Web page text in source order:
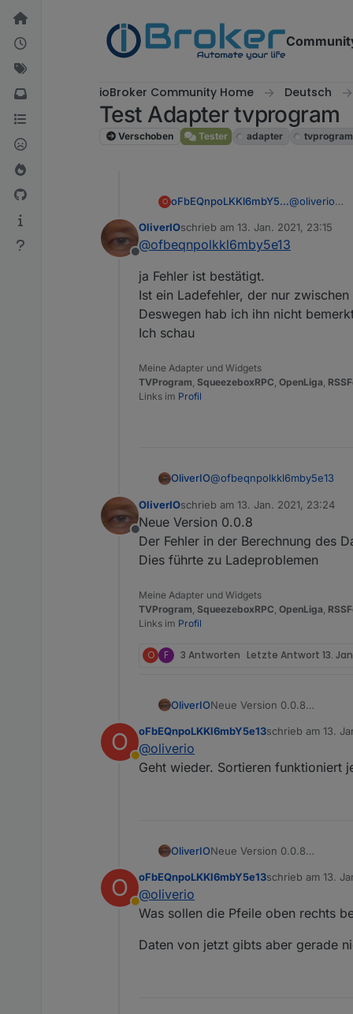
Weiter zum Inhalt
ioBroker Community Home Deutsch
Test Adapter tvprogram
Verschoben Tester adapter tvprogram
O oFbEQnpoLKKl6mbY5e13@oliverio
Offline
OliverIOschrieb am 13. Jan. 2021, 23:15
zuletzt editiert von
@ofbeqnpolkkl6mby5e13
ja Fehler ist bestätigt.
Ist ein Ladefehler, der nur
Deswegen hab ich ihn nicht
Ich schau
Meine Adapter und Widgets
TVProgram, SqueezeboxRPC, OpenLiga,
Links im Profil
OliverIO@ofbeqnpolkkl6mby5e13
ja Fehler ist bestätigt.
Ist ein Ladefehler, der nur
Deswegen hab ich ihn nicht
Ich schau
Offline
OliverIOschrieb am 13. Jan. 2021, 23:24
zuletzt editiert von
Neue Version 0.0.8
Der Fehler in der Berechnung des
Dies führte zu Ladeproblemen
Meine Adapter und Widgets
TVProgram SqueezeboxRPC OpenLiga
Links im Profil
O F 3 Antworten Letzte Antwort 13.
OliverIONeue Version 0.0.8
Dies führte zu
O
Abwesend
oFbEQnpoLKKl6mbY5e13schrieb am 13.
zuletzt editiert
@oliverio
Geht wieder. Sortieren funktioniert
OliverIONeue Version 0.0.8
Dies führte zu
O
Abwesend
oFbEQnpoLKKl6mbY5e13schrieb am 13.
zuletzt editiert
@oliverio
Was sollen die Pfeile oben rechts
Daten von jetzt gibts aber gerade